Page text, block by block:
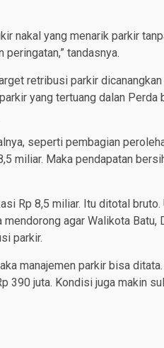
nakal yang menarik parkir
tandasnya.
retribusi parkir
yang tertuang dalan Perda
seperti pembagian
miliar. Maka pendapatan
Rp 8,5 miliar. Itu ditotal bruto.
agar Walikota
parkir.
manajemen parkir bisa
390 juta. Kondisi juga makin